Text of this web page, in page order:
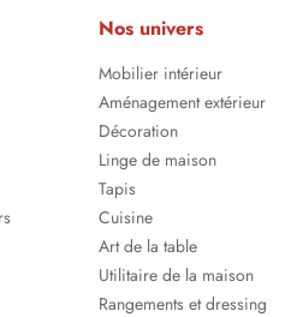
Nos univers
Mobilier intérieur
Aménagement extérieur
Décoration
Linge de maison
Tapis
Cuisine
Art de la table
Utilitaire de la maison
Rangements et dressing